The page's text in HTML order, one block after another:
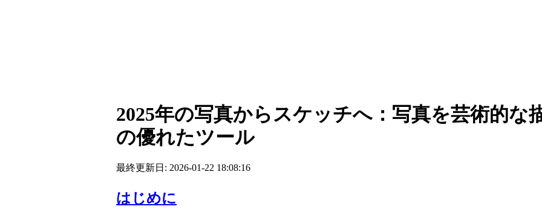
2025年の写真からスケッチへ：写真を芸術的な
の優れたツール
最終更新日: 2026-01-22 18:08:16
はじめに